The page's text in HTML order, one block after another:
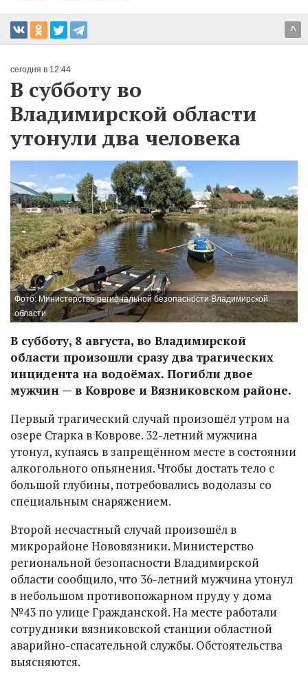
^
сегодня в 12:44
В субботу во
Владимирской области
утонули два человека
Фото: Министерство региональной безопасности Владимирской
области
В субботу, 8 августа, во Владимирской
области произошли сразу два трагических
инцидента на водоёмах. Погибли двое
мужчин — в Коврове и Вязниковском районе.
Первый трагический случай произошёл утром на
озере Старка в Коврове. 32-летний мужчина
утонул, купаясь в запрещённом месте в состоянии
алкогольного опьянения. Чтобы достать тело с
большой глубины, потребовались водолазы со
специальным снаряжением.
Второй несчастный случай произошёл в
микрорайоне Нововязники. Министерство
региональной безопасности Владимирской
области сообщило, что 36-летний мужчина утонул
в небольшом противопожарном пруду у дома
№43 по улице Гражданской. На месте работали
сотрудники вязниковской станции областной
аварийно-спасательной службы. Обстоятельства
выясняются.